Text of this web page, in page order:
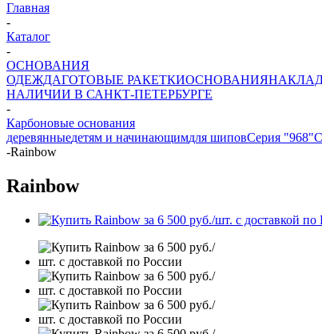
Главная
-
Каталог
-
ОСНОВАНИЯ
ОДЕЖДАГОТОВЫЕ РАКЕТКИОСНОВАНИЯ
НАЛИЧИИ В САНКТ-ПЕТЕРБУРГЕ
-
Карбоновые основания
деревянныедетям и начинающимдля шиповСерия "968"
-Rainbow
Rainbow